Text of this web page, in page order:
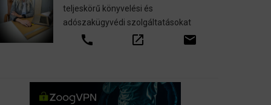
teljeskörű könyvelési és
adószakügyvédi szolgáltatásokat
call open_in_new email